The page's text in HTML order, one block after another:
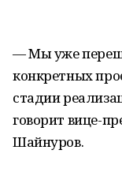
— Мы уже
конкретных
стадии
говорит вице-
Шайнуров.